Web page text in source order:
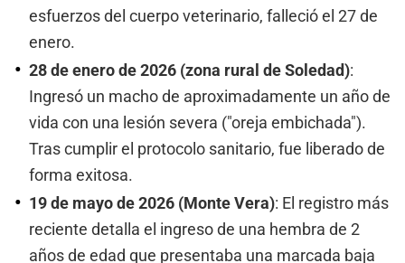
esfuerzos del cuerpo veterinario, falleció el 27 de
enero.
28 de enero de 2026 (zona rural de Soledad):
Ingresó un macho de aproximadamente un año de
vida con una lesión severa ("oreja embichada").
Tras cumplir el protocolo sanitario, fue liberado de
forma exitosa.
19 de mayo de 2026 (Monte Vera): El registro más
reciente detalla el ingreso de una hembra de 2
años de edad que presentaba una marcada baja